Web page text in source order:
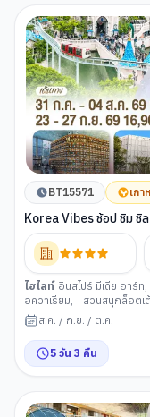
BT15571 เกา
Korea Vibes ช้อป ชิม ชิ
ไฮไลท์ อินสไปร์ มีเดีย อาร์ท,
อควาเรียม, สวนสนุกล็อตเ
มอลล, พิพิธภัณสาหร่าย+เ
เกาหลี
พระราชวังเคียงบก
พรีเมียม เอ๊าท์เลท
ส.ค. / ก.ย. / ต.ค.
5 วัน 3 คืน